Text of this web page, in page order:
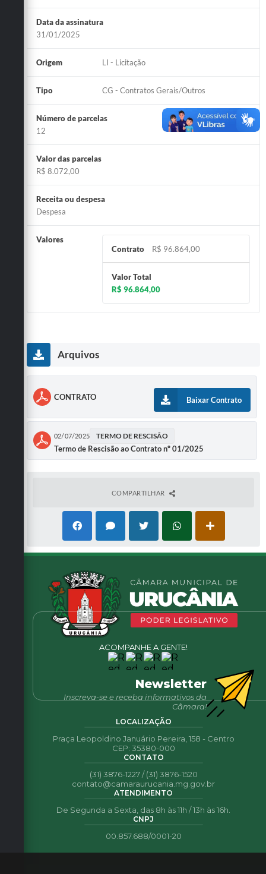
Data da assinatura
31/01/2025
Origem LI - Licitação
Tipo CG - Contratos Gerais/Outros
Número de parcelas
12
Valor das parcelas
R$ 8.072,00
Receita ou despesa
Despesa
Valores
Contrato
R$ 96.864,00
Valor Total
R$ 96.864,00
Arquivos
CONTRATO Baixar Contrato
02/07/2025 TERMO DE RESCISÃO
Termo de Rescisão ao Contrato nº 01/2025
COMPARTILHAR
ACOMPANHE A GENTE!
Newsletter
Inscreva-se e receba informativos da
Câmara!
LOCALIZAÇÃO
Praça Leopoldino Januário Pereira, 158 - Centro
CEP: 35380-000
CONTATO
(31) 3876-1227 / (31) 3876-1520
contato@camaraurucania.mg.gov.br
ATENDIMENTO
De Segunda a Sexta, das 8h às 11h / 13h às 16h.
CNPJ
00.857.688/0001-20